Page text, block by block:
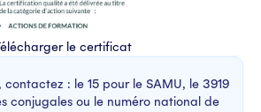
le certificat
: le 15 pour le SAMU, le 3919
conjugales ou le numéro national de